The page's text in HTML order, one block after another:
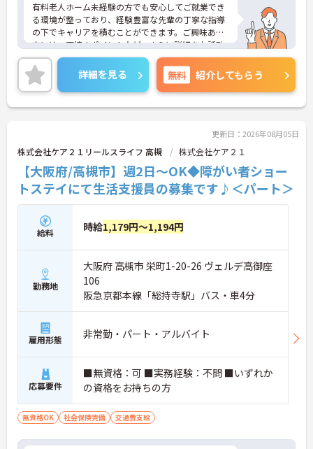
有料老人ホーム未経験の方でも安心してご就業でき
る環境が整っており、経験豊富な先輩の丁寧な指導
の下でキャリアを積むことができます。ご興味ある
方には、面接のポイントなど、さらに詳細をお話致
しますのでお気軽にご相談ください。
詳細を見る 無料 紹介してもらう
更新日：2026年08月05日
株式会社ケア２１リールスライフ 高槻 株式会社ケア２１
【大阪府/高槻市】週2日～OK◆障がい者ショー
トステイにて生活支援員の募集です♪＜パート＞
給料 時給1,179円～1,194円
勤務地
大阪府 高槻市 栄町1-20-26 ヴェルデ高御座
106
阪急京都本線「総持寺駅」バス・車4分
雇用形態 非常勤・パート・アルバイト
応募要件
■無資格：可 ■実務経験：不問 ■いずれか
の資格をお持ちの方
無資格OK 社会保険完備 交通費支給